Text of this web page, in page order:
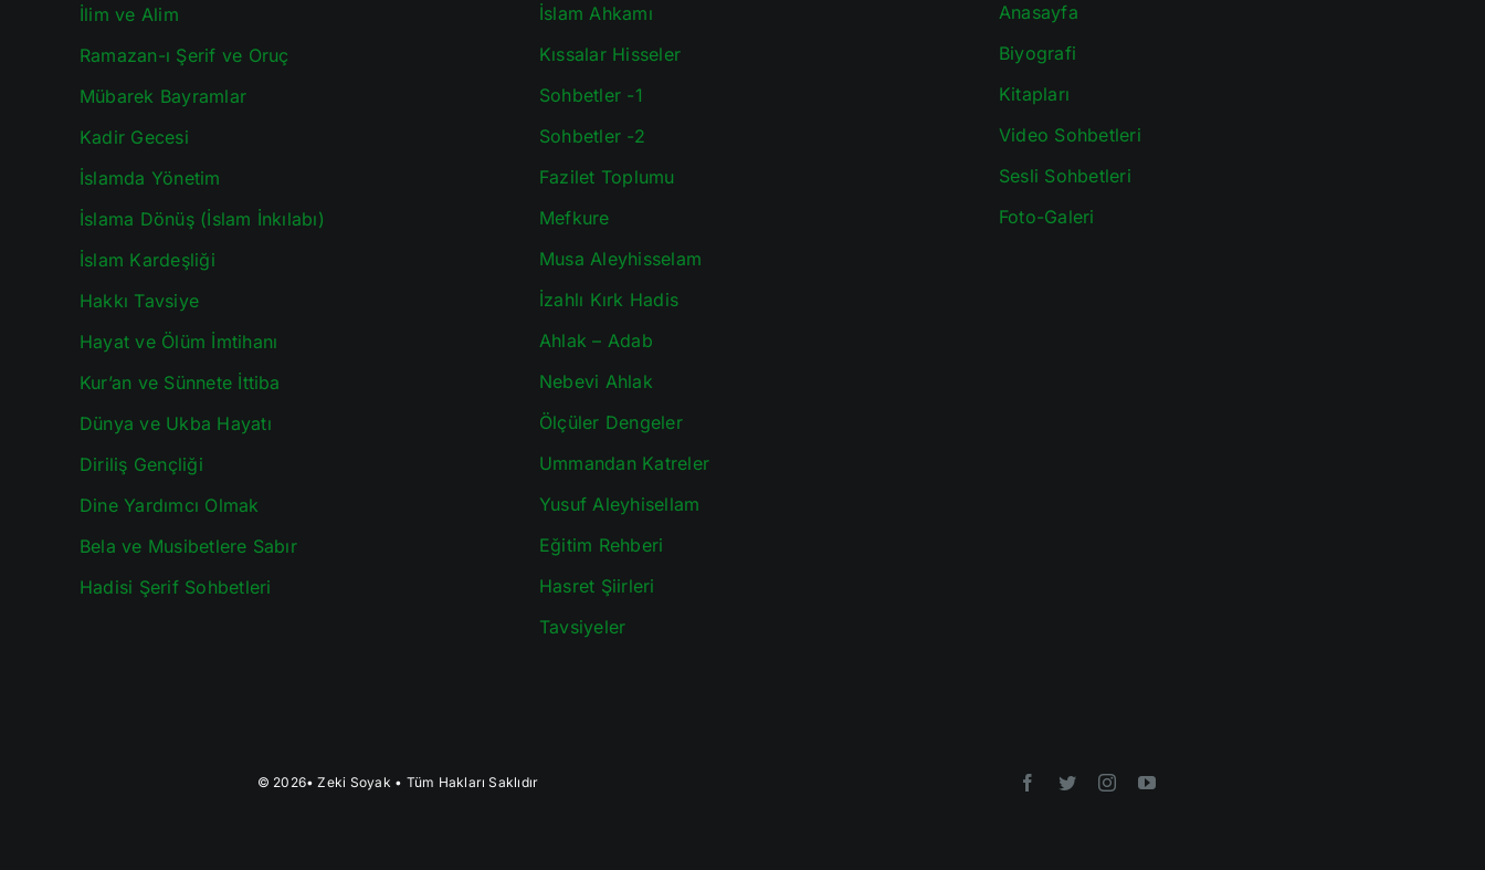
İlim ve Alim
Ramazan-ı Şerif ve Oruç
Mübarek Bayramlar
Kadir Gecesi
İslamda Yönetim
İslama Dönüş (İslam İnkılabı)
İslam Kardeşliği
Hakkı Tavsiye
Hayat ve Ölüm İmtihanı
Kur’an ve Sünnete İttiba
Dünya ve Ukba Hayatı
Diriliş Gençliği
Dine Yardımcı Olmak
Bela ve Musibetlere Sabır
Hadisi Şerif Sohbetleri
İslam Ahkamı
Kıssalar Hisseler
Sohbetler -1
Sohbetler -2
Fazilet Toplumu
Mefkure
Musa Aleyhisselam
İzahlı Kırk Hadis
Ahlak – Adab
Nebevi Ahlak
Ölçüler Dengeler
Ummandan Katreler
Yusuf Aleyhisellam
Eğitim Rehberi
Hasret Şiirleri
Tavsiyeler
Anasayfa
Biyografi
Kitapları
Video Sohbetleri
Sesli Sohbetleri
Foto-Galeri
© 2026•Zeki Soyak• Tüm Hakları Saklıdır